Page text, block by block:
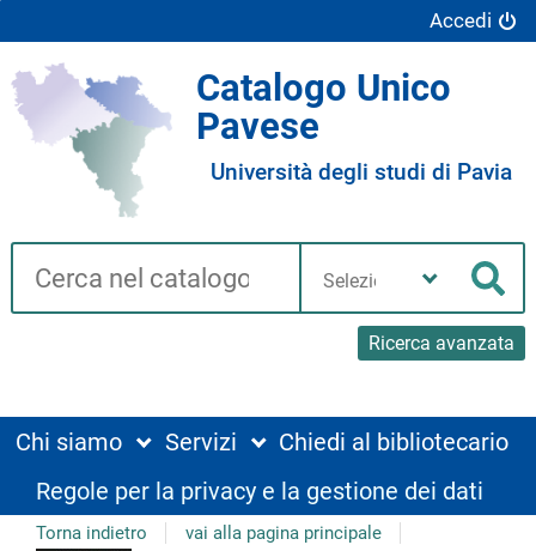
Accedi
Catalogo Unico
Pavese
Università degli studi di Pavia
Cerca su "Catalogo"
Ricerca avanzata
biblioteca
Chi siamo Servizi
Chiedi al bibliotecario
Regole per la privacy e la gestione dei dati
Torna indietro vai alla pagina principale